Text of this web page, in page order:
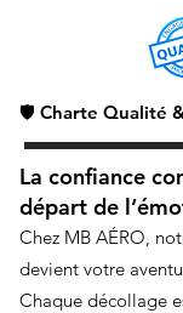
🛡️ Charte Qualité
La confiance
départ de
Chez MB AÉRO,
devient votre
Chaque décollage